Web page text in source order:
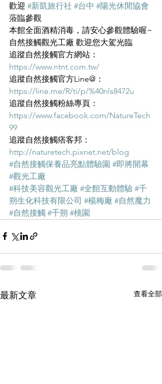
歡迎 #新凱旅行社 #台中 #陽光休閒協會
蒞臨參觀
本館全面酒精消毒，請安心參觀體驗喔~
自然接觸觀光工廠 歡迎您大駕光臨
追蹤自然接觸官方網站：
https://www.ntnt.com.tw/
追蹤自然接觸官方Line@：
https://line.me/R/ti/p/%40nls8472u
追蹤自然接觸粉絲專頁：
https://www.facebook.com/NatureTech
99
追蹤自然接觸痞客邦：
http://naturetech.pixnet.net/blog
#自然接觸保養品亮點體驗園 #即將開幕
#觀光工廠
#科技美容觀光工廠 #全館互動體驗 #千
朔生化科技有限公司 #楊梅廠 #自然魔力
#自然接觸 #千朔 #桃園
最新文章 查看全部